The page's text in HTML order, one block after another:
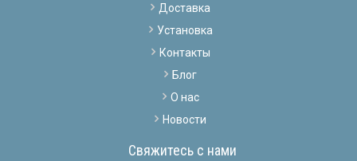
Доставка
Установка
Контакты
Блог
О нас
Новости
Свяжитесь с нами